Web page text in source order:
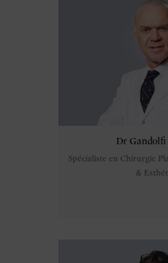
Dr Gandolfi
Spécialiste en Chirurgie
&